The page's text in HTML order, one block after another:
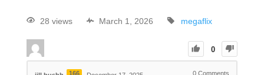
28 views March 1, 2026 megaflix
0
166 0 Comments